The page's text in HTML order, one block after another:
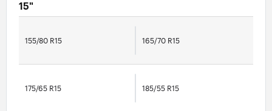
15"
155/80 R15 165/70 R15
175/65 R15 185/55 R15